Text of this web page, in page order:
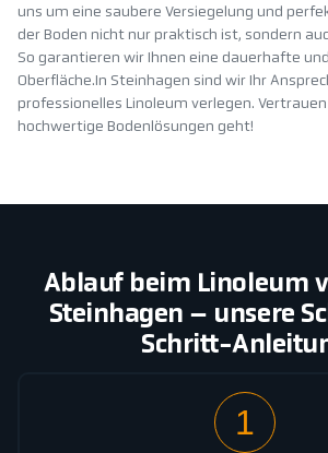
uns um eine saubere Versiegelung und
der Boden nicht nur praktisch ist, sondern
So garantieren wir Ihnen eine dauerhafte
Oberfläche.In Steinhagen sind wir Ihr
professionelles Linoleum verlegen.
hochwertige Bodenlösungen geht!
Ablauf beim Linoleum
Steinhagen – unsere
Schritt-
1